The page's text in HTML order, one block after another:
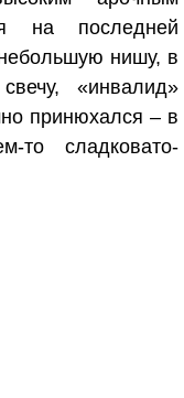
на последней
нишу, в
«инвалид»
принюхался – в
то сладковато-